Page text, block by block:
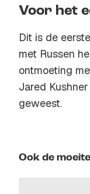
Voor het
Dit is de
met Russen
ontmoeting
Jared
geweest.
Ook de